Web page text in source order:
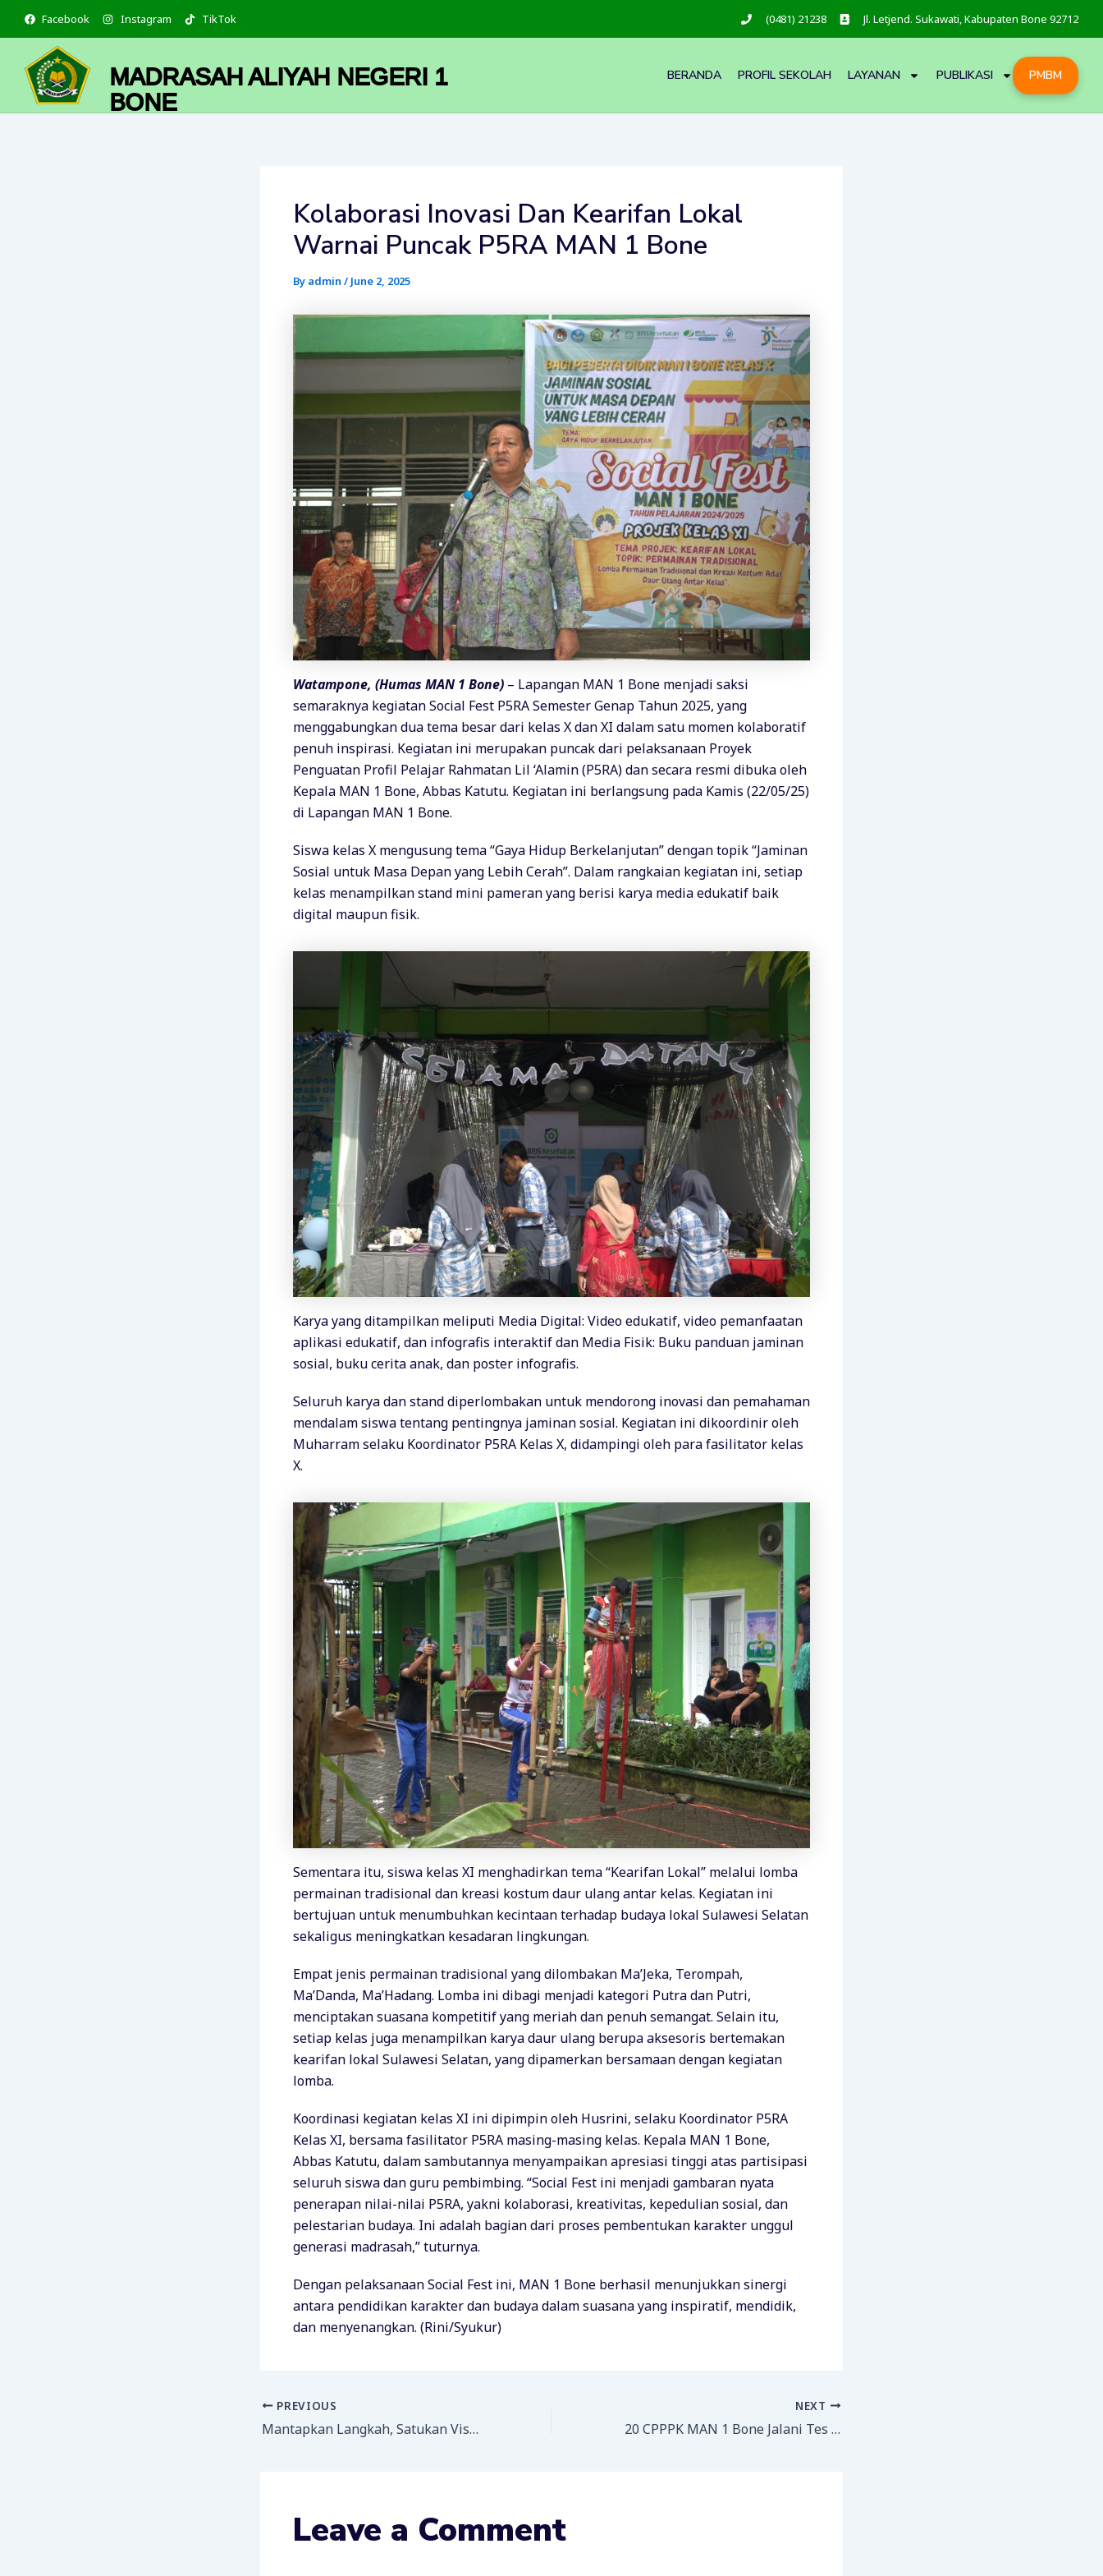
content
Facebook Instagram TikTok (0481) 21238 Jl. Letjend. Sukawati, Kabupaten Bone 92712
MADRASAH ALIYAH NEGERI 1
BONE
BERANDA PROFIL SEKOLAH LAYANAN PUBLIKASI PMBM
Kolaborasi Inovasi Dan Kearifan Lokal
Warnai Puncak P5RA MAN 1 Bone
By admin / June 2, 2025
Watampone, (Humas MAN 1 Bone) – Lapangan MAN 1 Bone menjadi saksi
semaraknya kegiatan Social Fest P5RA Semester Genap Tahun 2025, yang
menggabungkan dua tema besar dari kelas X dan XI dalam satu momen kolaboratif
penuh inspirasi. Kegiatan ini merupakan puncak dari pelaksanaan Proyek
Penguatan Profil Pelajar Rahmatan Lil ‘Alamin (P5RA) dan secara resmi dibuka oleh
Kepala MAN 1 Bone, Abbas Katutu. Kegiatan ini berlangsung pada Kamis (22/05/25)
di Lapangan MAN 1 Bone.
Siswa kelas X mengusung tema “Gaya Hidup Berkelanjutan” dengan topik “Jaminan
Sosial untuk Masa Depan yang Lebih Cerah”. Dalam rangkaian kegiatan ini, setiap
kelas menampilkan stand mini pameran yang berisi karya media edukatif baik
digital maupun fisik.
Karya yang ditampilkan meliputi Media Digital: Video edukatif, video pemanfaatan
aplikasi edukatif, dan infografis interaktif dan Media Fisik: Buku panduan jaminan
sosial, buku cerita anak, dan poster infografis.
Seluruh karya dan stand diperlombakan untuk mendorong inovasi dan pemahaman
mendalam siswa tentang pentingnya jaminan sosial. Kegiatan ini dikoordinir oleh
Muharram selaku Koordinator P5RA Kelas X, didampingi oleh para fasilitator kelas
X.
Sementara itu, siswa kelas XI menghadirkan tema “Kearifan Lokal” melalui lomba
permainan tradisional dan kreasi kostum daur ulang antar kelas. Kegiatan ini
bertujuan untuk menumbuhkan kecintaan terhadap budaya lokal Sulawesi Selatan
sekaligus meningkatkan kesadaran lingkungan.
Empat jenis permainan tradisional yang dilombakan Ma’Jeka, Terompah,
Ma’Danda, Ma’Hadang. Lomba ini dibagi menjadi kategori Putra dan Putri,
menciptakan suasana kompetitif yang meriah dan penuh semangat. Selain itu,
setiap kelas juga menampilkan karya daur ulang berupa aksesoris bertemakan
kearifan lokal Sulawesi Selatan, yang dipamerkan bersamaan dengan kegiatan
lomba.
Koordinasi kegiatan kelas XI ini dipimpin oleh Husrini, selaku Koordinator P5RA
Kelas XI, bersama fasilitator P5RA masing-masing kelas. Kepala MAN 1 Bone,
Abbas Katutu, dalam sambutannya menyampaikan apresiasi tinggi atas partisipasi
seluruh siswa dan guru pembimbing. “Social Fest ini menjadi gambaran nyata
penerapan nilai-nilai P5RA, yakni kolaborasi, kreativitas, kepedulian sosial, dan
pelestarian budaya. Ini adalah bagian dari proses pembentukan karakter unggul
generasi madrasah,” tuturnya.
Dengan pelaksanaan Social Fest ini, MAN 1 Bone berhasil menunjukkan sinergi
antara pendidikan karakter dan budaya dalam suasana yang inspiratif, mendidik,
dan menyenangkan. (Rini/Syukur)
PREVIOUS
Mantapkan Langkah, Satukan Visi: MAN 1 Bone Gelar Raker
NEXT
20 CPPPK MAN 1 Bone Jalani Tes Mengaji Sebelum Pelantikan
Leave a Comment